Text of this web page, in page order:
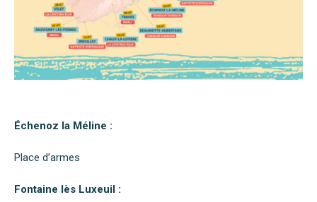
Échenoz la Méline :
Place d’armes
Fontaine lès Luxeuil :